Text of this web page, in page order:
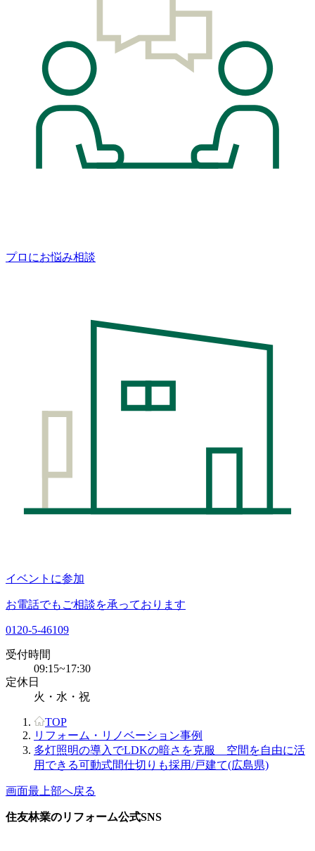
プロにお悩み相談
イベントに参加
お電話でもご相談を承っております
0120-5-46109
受付時間
09:15~17:30
定休日
火・水・祝
TOP
リフォーム・リノベーション事例
多灯照明の導入でLDKの暗さを克服 空間を自由に活
用できる可動式間仕切りも採用/戸建て(広島県)
画面最上部へ戻る
住友林業のリフォーム公式SNS